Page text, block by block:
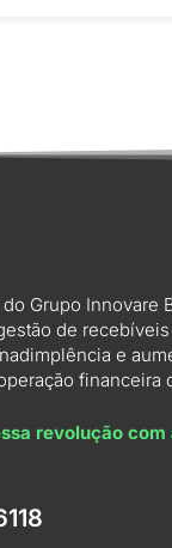
Grupo Innovare
de
e
financeira
revolução com